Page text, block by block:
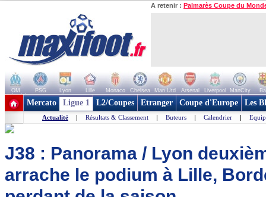
A retenir : Palmarès Coupe du
OM PSG Lyon Lille Monaco Chelsea Man Utd Arsenal Liverpool ManCity
+ de clubs
Mercato Ligue 1 L2/Coupes Etranger Coupe d'Europe Les
Actualité | Résultats & Classement | Buteurs | Calendrier |
J38 : Panorama / Lyon
arrache le podium à Lille,